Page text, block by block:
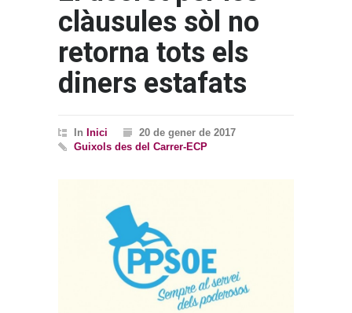
clàusules sòl no
retorna tots els
diners estafats
In Inici
20 de gener de 2017
Guixols des del Carrer-ECP